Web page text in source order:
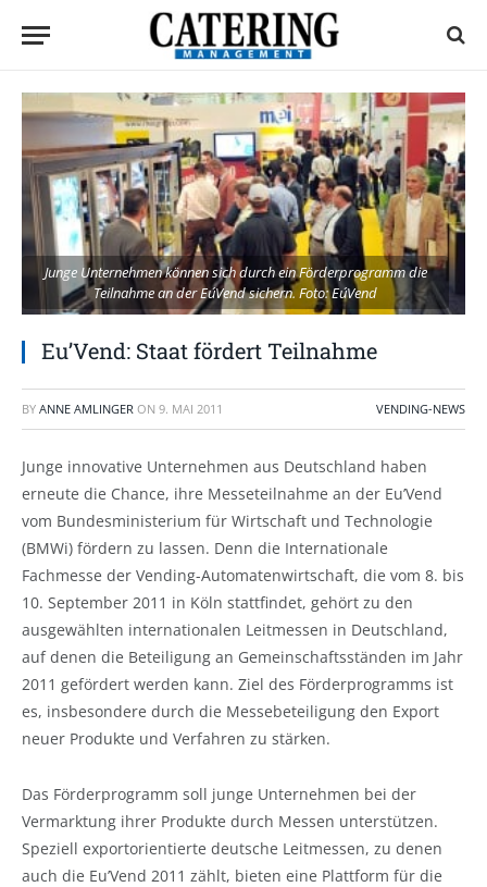
Junge Unternehmen können sich durch ein Förderprogramm die
Teilnahme an der Eu´Vend sichern. Foto: Eu´Vend
Eu’Vend: Staat fördert Teilnahme
BY ANNE AMLINGER ON 9. MAI 2011 VENDING-NEWS
Junge innovative Unternehmen aus Deutschland haben
erneute die Chance, ihre Messeteilnahme an der Eu’Vend
vom Bundesministerium für Wirtschaft und Technologie
(BMWi) fördern zu lassen. Denn die Internationale
Fachmesse der Vending-Automatenwirtschaft, die vom 8. bis
10. September 2011 in Köln stattfindet, gehört zu den
ausgewählten internationalen Leitmessen in Deutschland,
auf denen die Beteiligung an Gemeinschaftsständen im Jahr
2011 gefördert werden kann. Ziel des Förderprogramms ist
es, insbesondere durch die Messebeteiligung den Export
neuer Produkte und Verfahren zu stärken.
Das Förderprogramm soll junge Unternehmen bei der
Vermarktung ihrer Produkte durch Messen unterstützen.
Speziell exportorientierte deutsche Leitmessen, zu denen
auch die Eu’Vend 2011 zählt, bieten eine Plattform für die